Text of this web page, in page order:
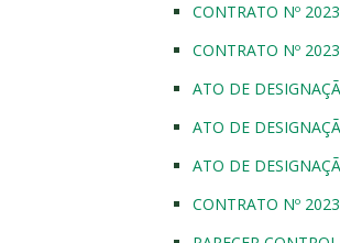
CONTRATO Nº
CONTRATO Nº
ATO DE
ATO DE
ATO DE
CONTRATO Nº